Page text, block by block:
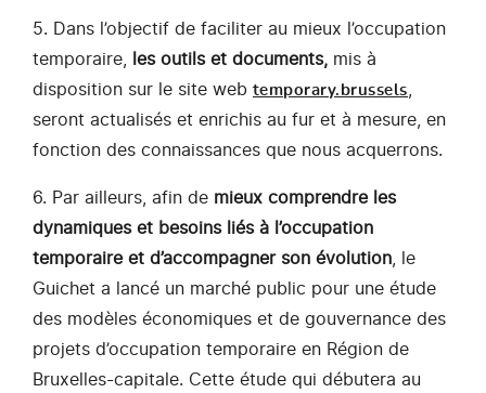
5. Dans l’objectif de faciliter au mieux l’occupation
temporaire, les outils et documents, mis à
disposition sur le site web temporary.brussels,
seront actualisés et enrichis au fur et à mesure, en
fonction des connaissances que nous acquerrons.
6. Par ailleurs, afin de mieux comprendre les
dynamiques et besoins liés à l’occupation
temporaire et d’accompagner son évolution, le
Guichet a lancé un marché public pour une étude
des modèles économiques et de gouvernance des
projets d’occupation temporaire en Région de
Bruxelles-capitale. Cette étude qui débutera au